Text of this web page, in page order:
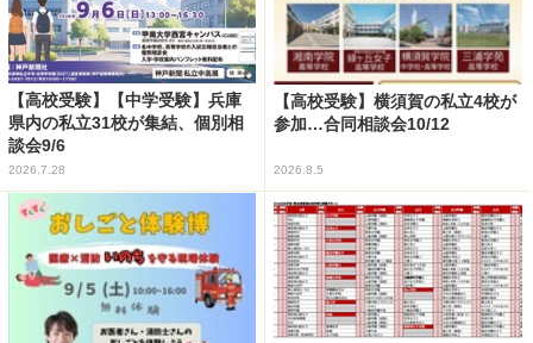
【高校受験】【中学受験】兵庫
県内の私立31校が集結、個別相
談会9/6
2026.7.28
【高校受験】横須賀の私立4校が
参加…合同相談会10/12
2026.8.5